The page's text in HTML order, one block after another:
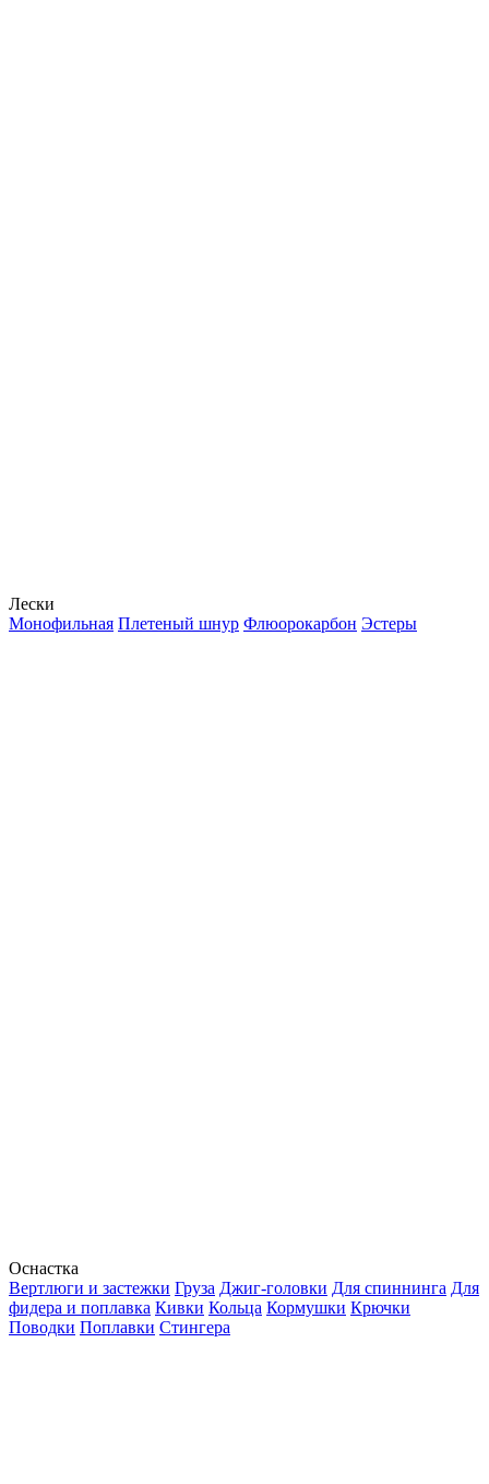
Лески
Монофильная Плетеный шнур Флюорокарбон Эстеры
Оснастка
Вертлюги и застежки Груза Джиг-головки Для спиннинга Для
фидера и поплавка Кивки Кольца Кормушки Крючки
Поводки Поплавки Стингера